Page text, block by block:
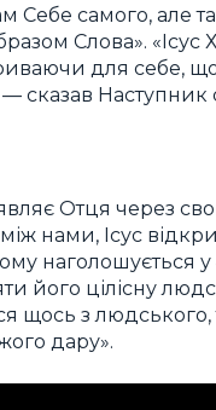
Себе самого,
Слова». «Ісус
для себе, що
сказав Наступник
Отця через
нами, Ісус
наголошується у
його цілісну
щось з людського,
дару».